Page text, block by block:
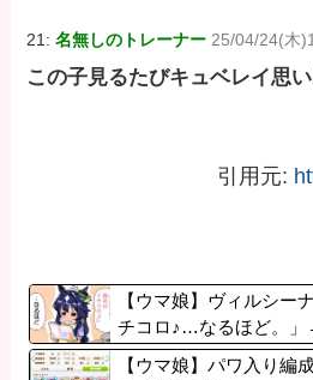
21:名無しのトレーナー 25/04/24(木
この子見るたびキュベレイ思
引用元:
【ウマ娘】ヴィルシー
チコロ♪…なるほど。
ん（アカン）
【ウマ娘】パワ入り編